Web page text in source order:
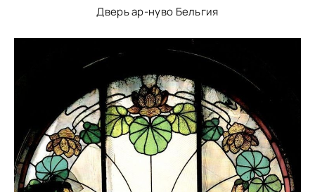
Дверь ар-нуво Бельгия